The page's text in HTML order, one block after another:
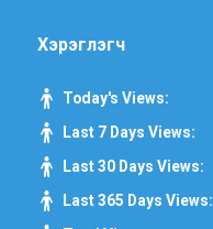
Хэрэглэгч
Today's Views:
Last 7 Days Views:
Last 30 Days Views:
Last 365 Days Views: